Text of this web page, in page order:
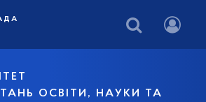
ОСВІТИ, НАУКИ ТА